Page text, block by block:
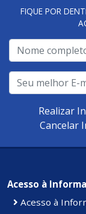
FIQUE POR
Realizar
Cancelar
Acesso à
Acesso à